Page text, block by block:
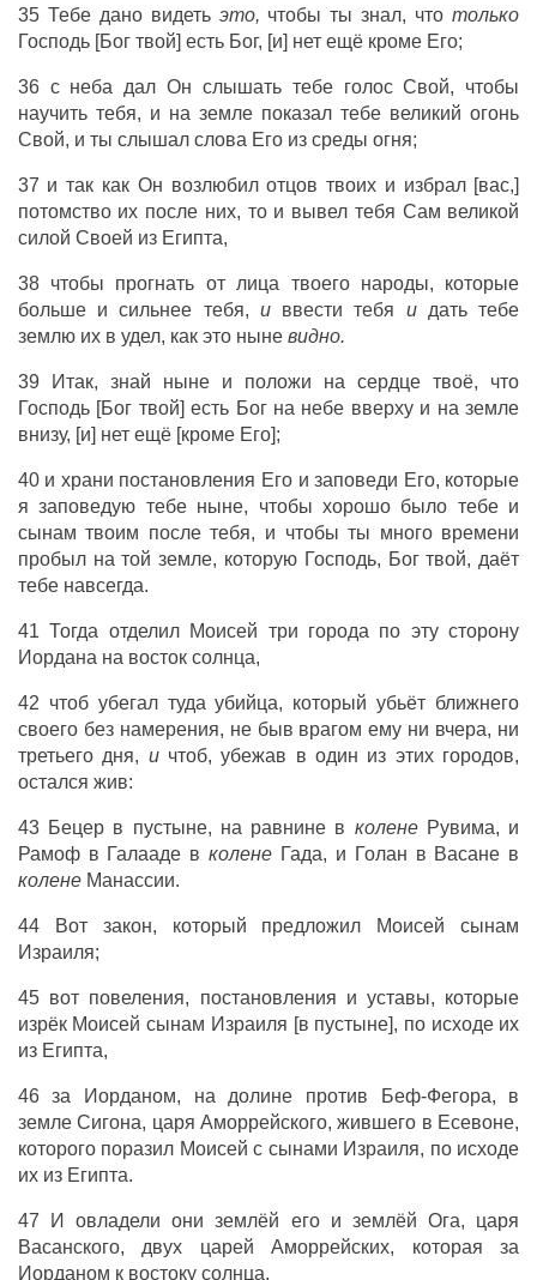
35 Тебе дано видеть это, чтобы ты знал, чтотолько
Господь [Бог твой] есть Бог, [и] нет ещё кроме Его;
36 с неба дал Он слышать тебе голос Свой, чтобы
научить тебя, и на земле показал тебе великий огонь
Свой, и ты слышал слова Его из среды огня;
37 и так как Он возлюбил отцов твоих и избрал [вас,]
потомство их после них, то и вывел тебя Сам великой
силой Своей из Египта,
38 чтобы прогнать от лица твоего народы, которые
больше и сильнее тебя, иввести тебя идать тебе
землю их в удел, как это ныне видно.
39 Итак, знай ныне и положи на сердце твоё, что
Господь [Бог твой] есть Бог на небе вверху и на земле
внизу, [и] нет ещё [кроме Его];
40 и храни постановления Его и заповеди Его, которые
я заповедую тебе ныне, чтобы хорошо было тебе и
сынам твоим после тебя, и чтобы ты много времени
пробыл на той земле, которую Господь, Бог твой, даёт
тебе навсегда.
41 Тогда отделил Моисей три города по эту сторону
Иордана на восток солнца,
42 чтоб убегал туда убийца, который убьёт ближнего
своего без намерения, не быв врагом ему ни вчера, ни
третьего дня, ичтоб, убежав в один из этих городов,
остался жив:
43 Бецер в пустыне, на равнине в коленеРувима, и
Рамоф в Галааде вколене Гада, и Голан в Васане в
коленеМанассии.
44 Вот закон, который предложил Моисей сынам
Израиля;
45 вот повеления, постановления и уставы, которые
изрёк Моисей сынам Израиля [в пустыне], по исходе их
из Египта,
46 за Иорданом, на долине против Беф-Фегора, в
земле Сигона, царя Аморрейского, жившего в Есевоне,
которого поразил Моисей с сынами Израиля, по исходе
их из Египта.
47 И овладели они землёй его и землёй Ога, царя
Васанского, двух царей Аморрейских, которая за
Иорданом к востоку солнца,